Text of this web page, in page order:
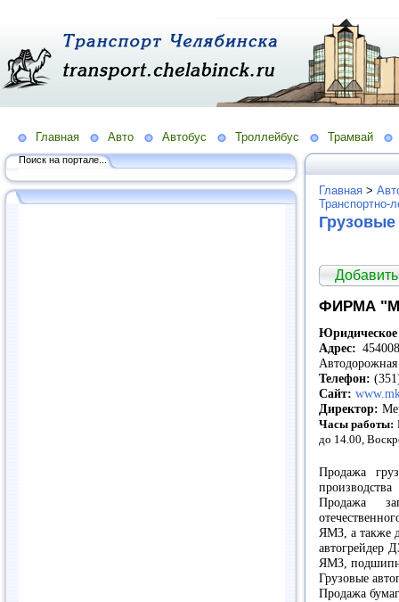
Главная Авто Автобус Троллейбус Трамвай
Поиск на портале...
Главная >
Транспортно-
Грузовые
ФИРМА
Юридическое
Адрес:
Телефон:
Сайт:
Директор:
Часы работы:
до 14.00,
Продажа
производства
Продажа
ЯМЗ, а также
автогрейдер
ЯМЗ,
Грузовые
Продажа